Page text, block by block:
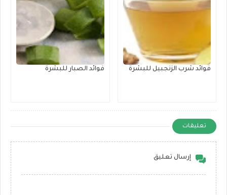
فوائد شرب الزنجبيل للبشرة فوائد الصبار للبشرة
تعليقات
إرسال تعليق